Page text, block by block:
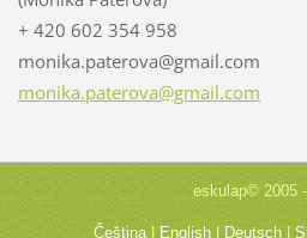
+ 420 602 354 958
monika.paterova@gmail.com
monika.paterova@gmail.com
eskulap© 2005
Čeština|English|Deutsch|